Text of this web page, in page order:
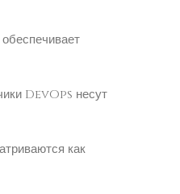
DevOps несут
как